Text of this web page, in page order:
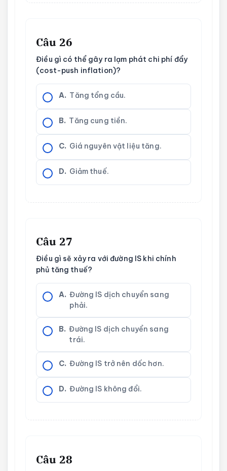
Câu 26
Điều gì có thể gây ra lạm phát chi phí đẩy
(cost-push inflation)?
A. Tăng tổng cầu.
B. Tăng cung tiền.
C. Giá nguyên vật liệu tăng.
D. Giảm thuế.
Câu 27
Điều gì sẽ xảy ra với đường IS khi chính
phủ tăng thuế?
A. Đường IS dịch chuyển sang
phải.
B. Đường IS dịch chuyển sang
trái.
C. Đường IS trở nên dốc hơn.
D. Đường IS không đổi.
Câu 28